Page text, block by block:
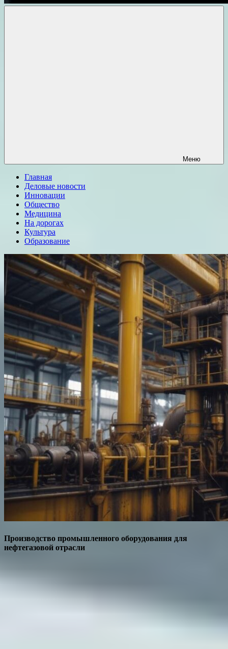
Меню
Главная
Деловые новости
Инновации
Общество
Медицина
На дорогах
Культура
Образование
Производство промышленного оборудования для
нефтегазовой отрасли